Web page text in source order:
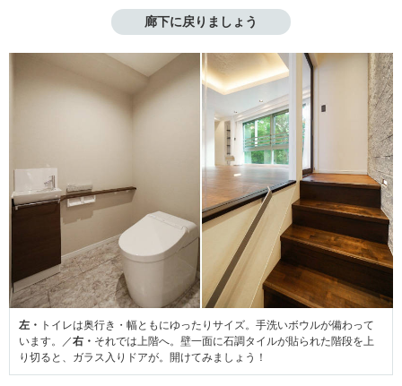
廊下に戻りましょう
左・ トイレは奥行き・幅ともにゆったりサイズ。手洗いボウルが備わって
います。／右・ それでは上階へ。壁一面に石調タイルが貼られた階段を上
り切ると、ガラス入りドアが。開けてみましょう！